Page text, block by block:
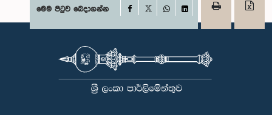
මෙම පිටුව බෙදාගන්න Facebook
WhatsAppLinkedIn